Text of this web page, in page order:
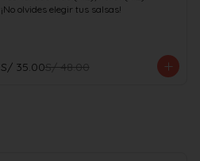
¡No olvides elegir tus salsas!
S/ 35.00S/ 48.00